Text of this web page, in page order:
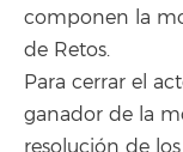
componen la
de Retos.
Para cerrar el
ganador de la